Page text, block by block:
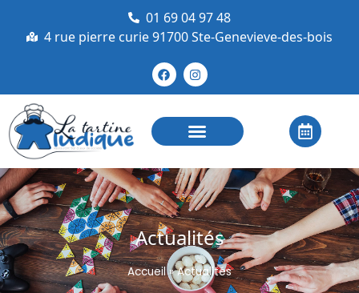
01 69 04 97 48
4 rue pierre curie 91700 Ste-Genevieve-des-bois
Actualités
Accueil»Actualités